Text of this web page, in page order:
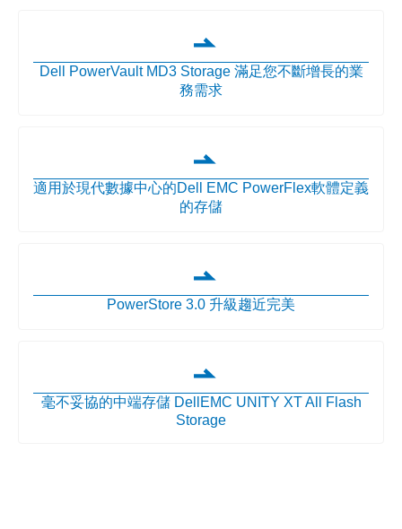
Dell PowerVault MD3 Storage 滿足您不斷增長的業
務需求
適用於現代數據中心的Dell EMC PowerFlex軟體定義
的存儲
PowerStore 3.0 升級趨近完美
毫不妥協的中端存儲 DellEMC UNITY XT All Flash
Storage